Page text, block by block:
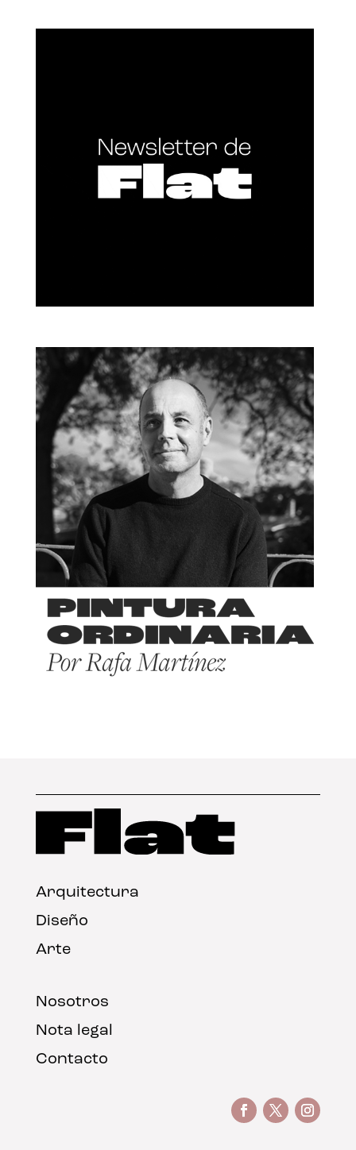
Arquitectura
Diseño
Arte
Nosotros
Nota legal
Contacto